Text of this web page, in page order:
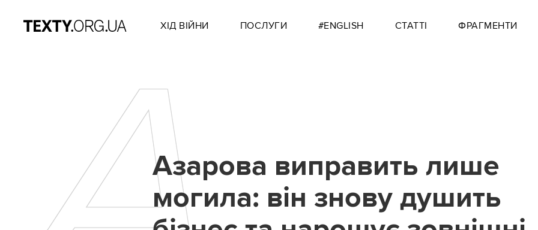
ХІД ВІЙНИ ПОСЛУГИ #ENGLISH СТАТТІ ФРАГМЕНТИ
Азарова виправить лише
могила: він знову душить